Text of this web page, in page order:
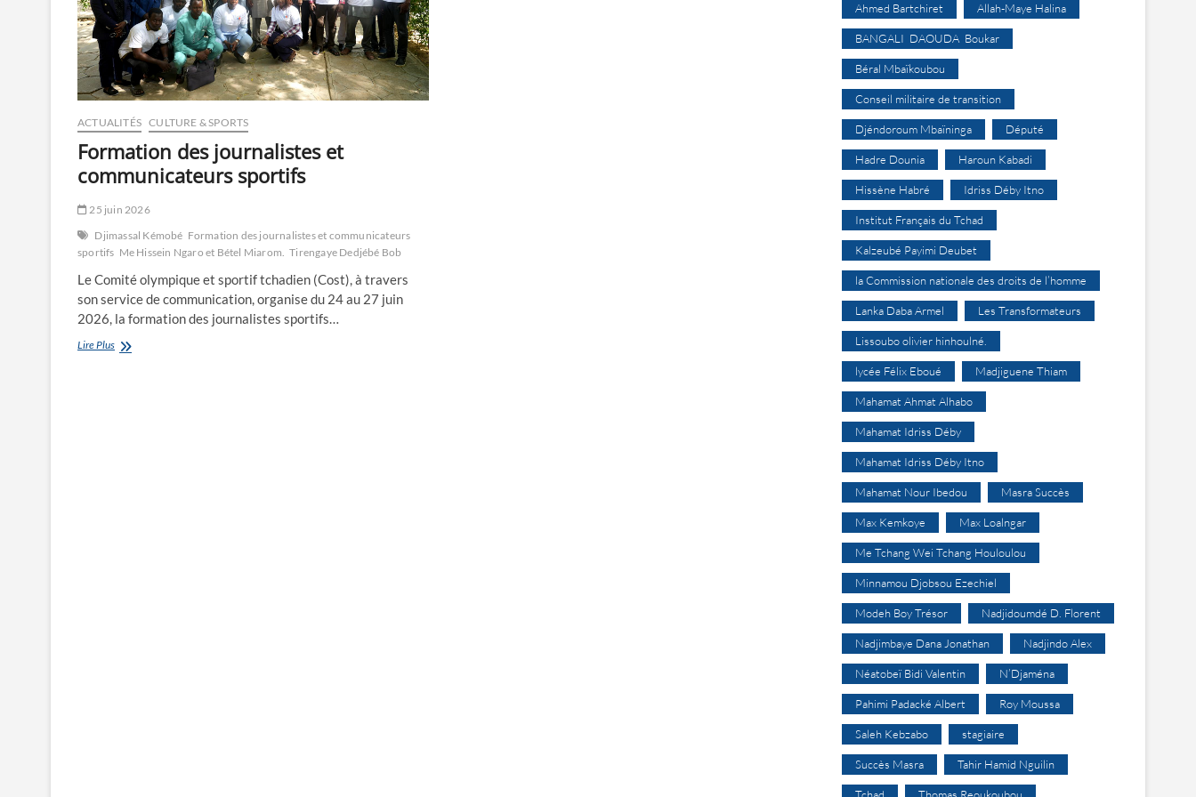
ACTUALITÉS CULTURE & SPORTS
Formation des journalistes et
communicateurs sportifs
25 juin 2026
Djimassal Kémobé Formation des journalistes et communicateurs
sportifs Me Hissein Ngaro et Bétel Miarom. Tirengaye Dedjébé Bob
Le Comité olympique et sportif tchadien (Cost), à travers
son service de communication, organise du 24 au 27 juin
2026, la formation des journalistes sportifs…
Lire PlusFormation
Ahmed Bartchiret Allah-Maye Halina
BANGALI DAOUDA Boukar
Béral Mbaïkoubou
Conseil militaire de transition
Djéndoroum Mbaïninga Député
Hadre Dounia Haroun Kabadi
Hissène Habré Idriss Déby Itno
Institut Français du Tchad
Kalzeubé Payimi Deubet
la Commission nationale des droits de l’homme
Lanka Daba Armel Les Transformateurs
Lissoubo olivier hinhoulné.
lycée Félix Eboué Madjiguene Thiam
Mahamat Ahmat Alhabo
Mahamat Idriss Déby
Mahamat Idriss Déby Itno
Mahamat Nour Ibedou Masra Succès
Max Kemkoye Max Loalngar
Me Tchang Wei Tchang Houloulou
Minnamou Djobsou Ezechiel
Modeh Boy Trésor Nadjidoumdé D. Florent
Nadjimbaye Dana Jonathan Nadjindo Alex
Néatobeï Bidi Valentin N’Djaména
Pahimi Padacké Albert Roy Moussa
Saleh Kebzabo stagiaire
Succès Masra Tahir Hamid Nguilin